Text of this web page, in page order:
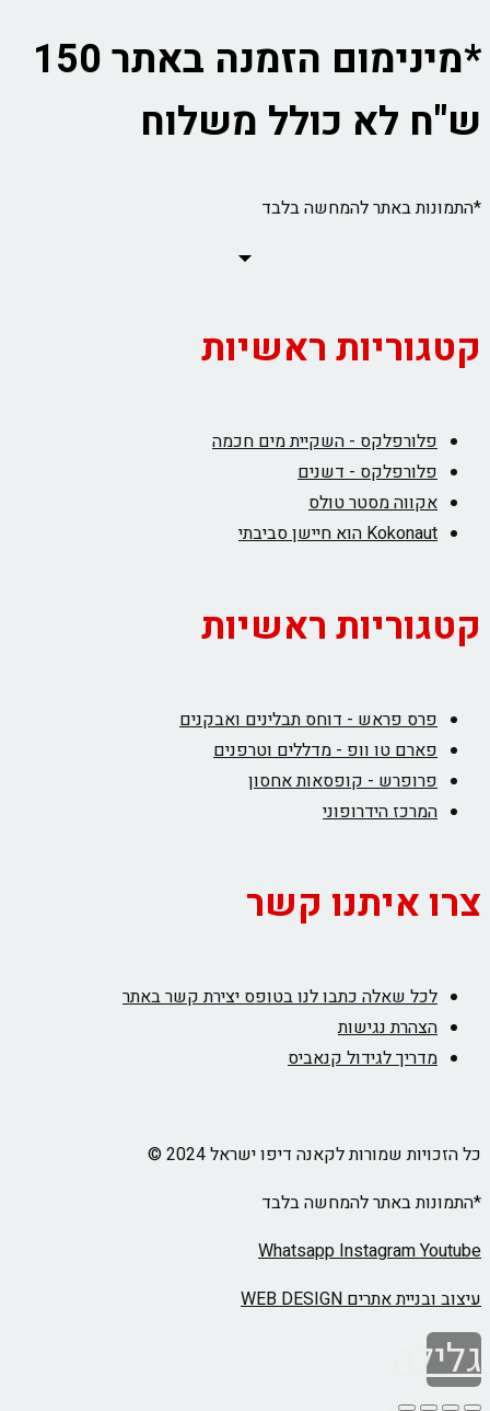
*מינימום הזמנה באתר 150
ש"ח לא כולל משלוח
*התמונות באתר להמחשה בלבד
קטגוריות ראשיות
פלורפלקס - השקיית מים חכמה
פלורפלקס - דשנים
אקווה מסטר טולס
Kokonaut הוא חיישן סביבתי
קטגוריות ראשיות
פרס פראש - דוחס תבלינים ואבקנים
פארם טו וופ - מדללים וטרפנים
פרופרש - קופסאות אחסון
המרכז הידרופוני
צרו איתנו קשר
לכל שאלה כתבו לנו בטופס יצירת קשר באתר
הצהרת נגישות
מדריך לגידול קנאביס
כל הזכויות שמורות לקאנה דיפו ישראל 2024 ©
*התמונות באתר להמחשה בלבד
WhatsappInstagramYoutube
עיצוב ובניית אתרים WEB DESIGN
גלילה